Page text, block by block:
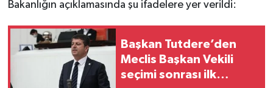
Bakanlığın açıklamasında şu ifadelere yer verildi:
Başkan Tutdere’den
Meclis Başkan Vekili
seçimi sonrası ilk